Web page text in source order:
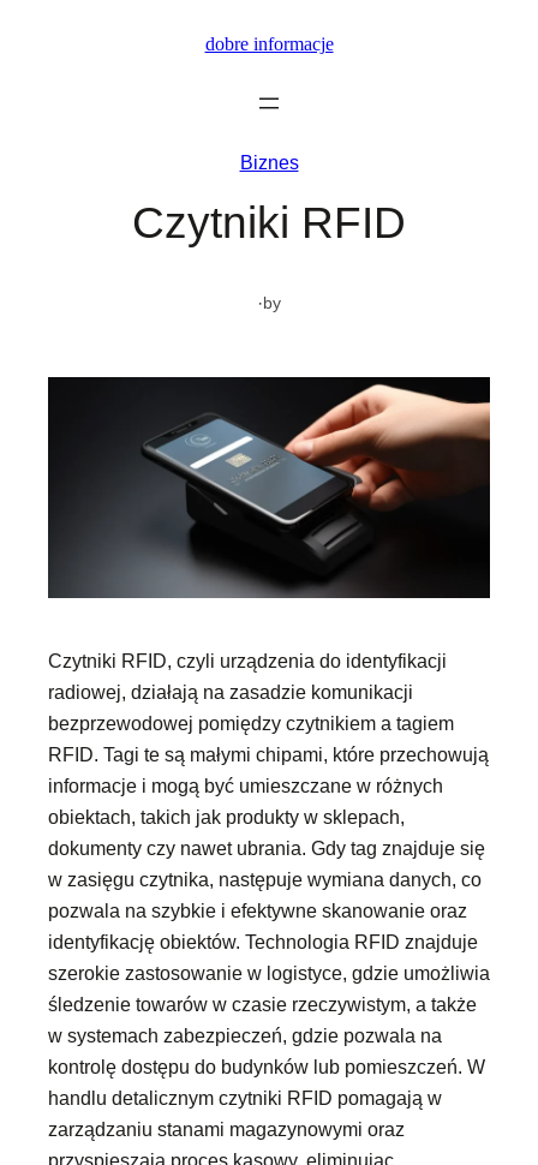
dobre informacje
Biznes
Czytniki RFID
·by
Czytniki RFID, czyli urządzenia do identyfikacji
radiowej, działają na zasadzie komunikacji
bezprzewodowej pomiędzy czytnikiem a tagiem
RFID. Tagi te są małymi chipami, które przechowują
informacje i mogą być umieszczane w różnych
obiektach, takich jak produkty w sklepach,
dokumenty czy nawet ubrania. Gdy tag znajduje się
w zasięgu czytnika, następuje wymiana danych, co
pozwala na szybkie i efektywne skanowanie oraz
identyfikację obiektów. Technologia RFID znajduje
szerokie zastosowanie w logistyce, gdzie umożliwia
śledzenie towarów w czasie rzeczywistym, a także
w systemach zabezpieczeń, gdzie pozwala na
kontrolę dostępu do budynków lub pomieszczeń. W
handlu detalicznym czytniki RFID pomagają w
zarządzaniu stanami magazynowymi oraz
przyspieszają proces kasowy, eliminując